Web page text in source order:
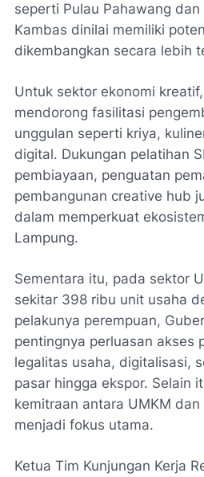
seperti Pulau Pahawang
Kambas dinilai memiliki
dikembangkan secara lebih
Untuk sektor ekonomi
mendorong fasilitasi
unggulan seperti kriya,
digital. Dukungan pelatihan
pembiayaan, penguatan
pembangunan creative hub
dalam memperkuat
Lampung.
Sementara itu, pada sektor
sekitar 398 ribu unit usaha
pelakunya perempuan,
pentingnya perluasan akses
legalitas usaha, digitalisasi,
pasar hingga ekspor. Selain
kemitraan antara UMKM
menjadi fokus utama.
Ketua Tim Kunjungan Kerja